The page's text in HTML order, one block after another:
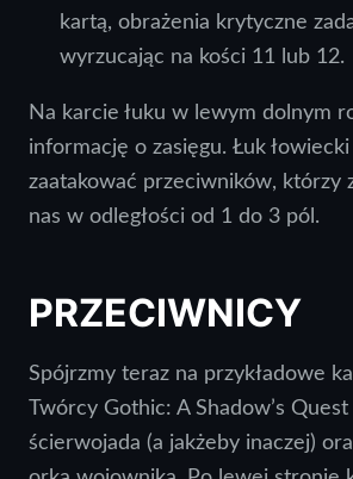
kartą, obrażenia krytyczne
wyrzucając na kości 11 lub 12.
Na karcie łuku w lewym dolnym
informację o zasięgu. Łuk
zaatakować przeciwników, którzy
nas w odległości od 1 do 3 pól.
PRZECIWNICY
Spójrzmy teraz na przykładowe
Twórcy Gothic: A Shadow’s
ścierwojada (a jakżeby inaczej)